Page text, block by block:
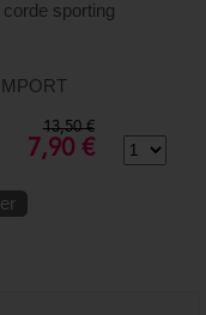
corde sporting
13,50 €
7,90 €